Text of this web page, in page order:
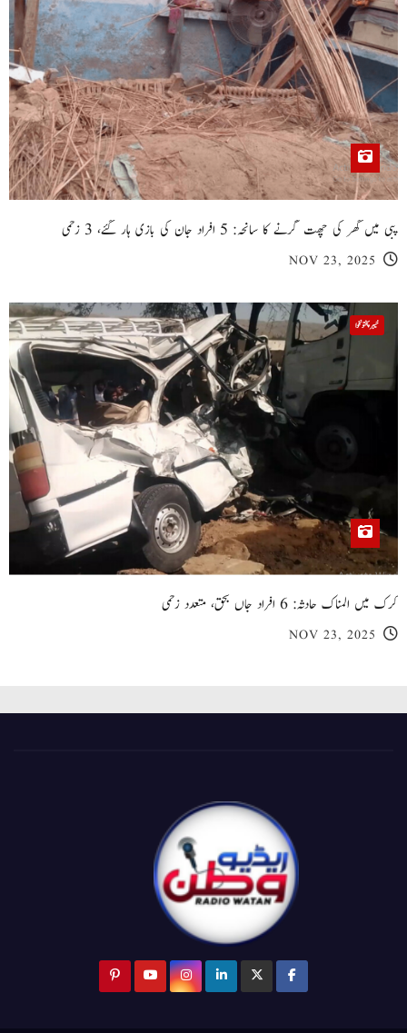
پبی میں گھر کی چھت گرنے کا سانحہ: 5 افراد جان کی بازی ہار گئے، 3 زخمی
NOV 23, 2025
خیبر پختونخوا
کرک میں المناک حادثہ: 6 افراد جاں بحق، متعدد زخمی
NOV 23, 2025